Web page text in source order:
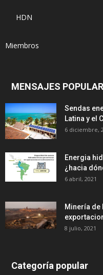
HDN
Miembros
MENSAJES
Sendas
Latina y el
6 diciembre,
Energia
¿hacia
6 abril, 2021
Minería de
8 julio, 2021
Categoría popular